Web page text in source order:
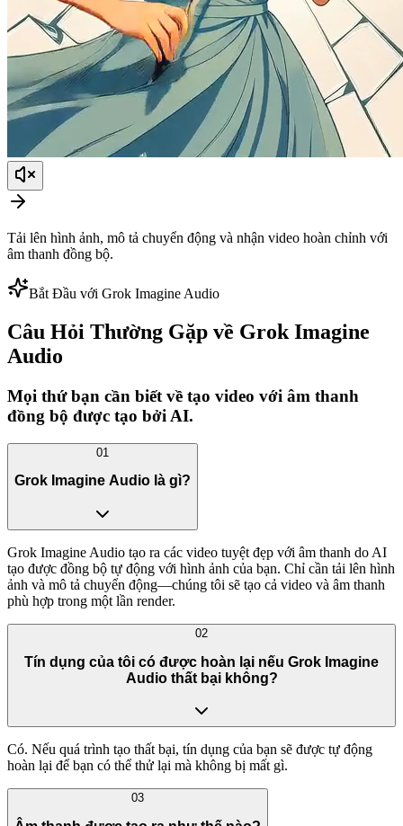
Tải lên hình ảnh, mô tả chuyển động và nhận video hoàn chỉnh với
âm thanh đồng bộ.
Bắt Đầu với Grok Imagine Audio
Câu Hỏi Thường Gặp về Grok Imagine
Audio
Mọi thứ bạn cần biết về tạo video với âm thanh
đồng bộ được tạo bởi AI.
01
Grok Imagine Audio là gì?
Grok Imagine Audio tạo ra các video tuyệt đẹp với âm thanh do AI
tạo được đồng bộ tự động với hình ảnh của bạn. Chỉ cần tải lên hình
ảnh và mô tả chuyển động—chúng tôi sẽ tạo cả video và âm thanh
phù hợp trong một lần render.
02
Tín dụng của tôi có được hoàn lại nếu Grok Imagine
Audio thất bại không?
Có. Nếu quá trình tạo thất bại, tín dụng của bạn sẽ được tự động
hoàn lại để bạn có thể thử lại mà không bị mất gì.
03